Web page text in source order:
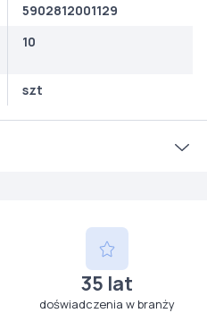
5902812001129
10
szt
35 lat
doświadczenia w branży